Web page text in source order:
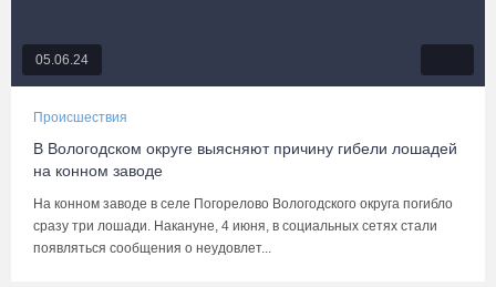
05.06.24
Происшествия
В Вологодском округе выясняют причину гибели лошадей
на конном заводе
На конном заводе в селе Погорелово Вологодского округа погибло
сразу три лошади. Накануне, 4 июня, в социальных сетях стали
появляться сообщения о неудовлет...